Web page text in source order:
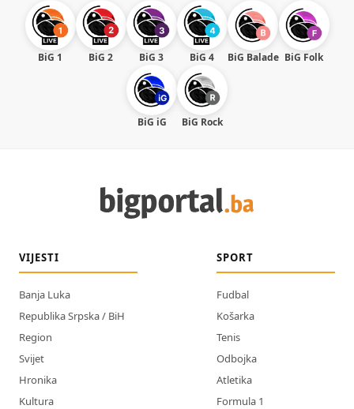
BiG 1 BiG 2 BiG 3 BiG 4 BiG Balade BiG Folk
BiG iG BiG Rock
VIJESTI
Banja Luka
Republika Srpska / BiH
Region
Svijet
Hronika
Kultura
SPORT
Fudbal
Košarka
Tenis
Odbojka
Atletika
Formula 1